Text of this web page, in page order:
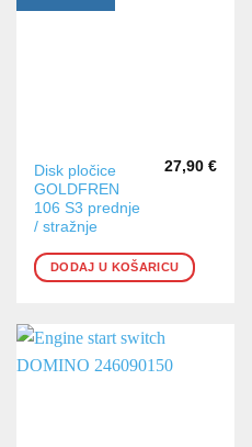
Disk pločice
GOLDFREN
106 S3 prednje
/ stražnje
27,90 €
DODAJ U KOŠARICU